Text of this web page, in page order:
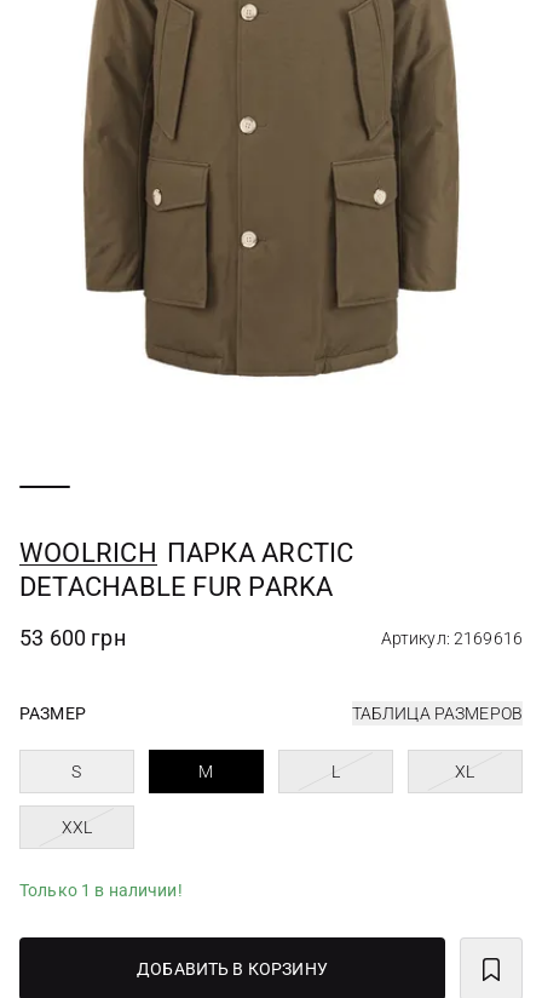
WOOLRICH ПАРКА ARCTIC
DETACHABLE FUR PARKA
53 600 грн Артикул: 2169616
РАЗМЕР ТАБЛИЦА РАЗМЕРОВ
S M L XL
XXL
Только 1 в наличии!
ДОБАВИТЬ В КОРЗИНУ